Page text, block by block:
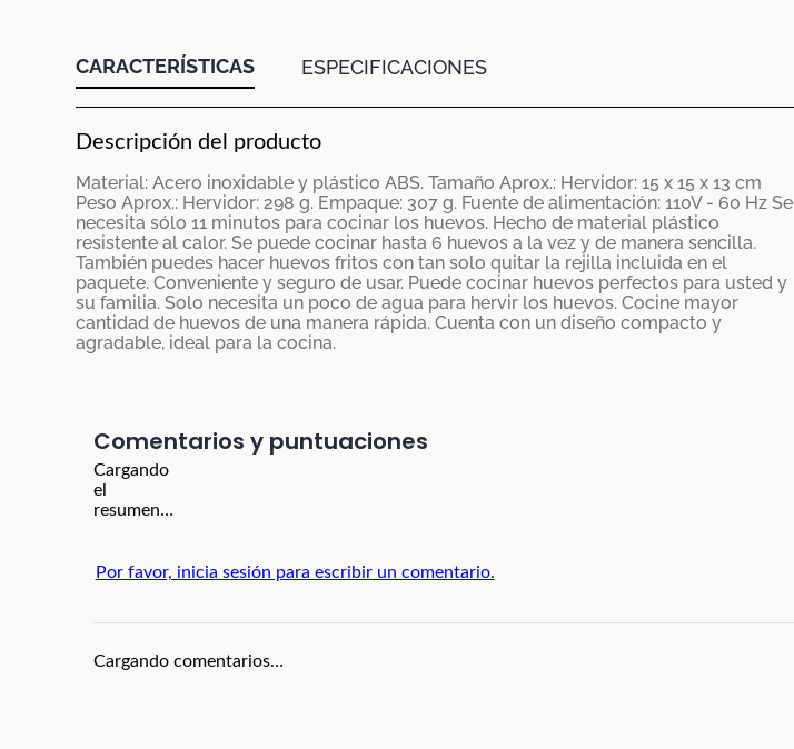
CARACTERÍSTICAS ESPECIFICACIONES
Descripción del producto
Material: Acero inoxidable y plástico ABS. Tamaño Aprox.: Hervidor: 15 x 15 x 13 cm
Peso Aprox.: Hervidor: 298 g. Empaque: 307 g. Fuente de alimentación: 110V - 60 Hz Se
necesita sólo 11 minutos para cocinar los huevos. Hecho de material plástico
resistente al calor. Se puede cocinar hasta 6 huevos a la vez y de manera sencilla.
También puedes hacer huevos fritos con tan solo quitar la rejilla incluida en el
paquete. Conveniente y seguro de usar. Puede cocinar huevos perfectos para usted y
su familia. Solo necesita un poco de agua para hervir los huevos. Cocine mayor
cantidad de huevos de una manera rápida. Cuenta con un diseño compacto y
agradable, ideal para la cocina.
Comentarios
Cargando
el
resumen…
Por favor, inicia sesión para escribir un comentario.
Cargando comentarios…